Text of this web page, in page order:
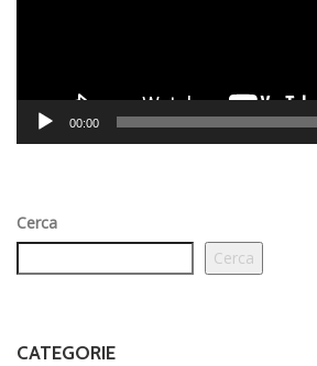
00:00
Cerca
Cerca
CATEGORIE